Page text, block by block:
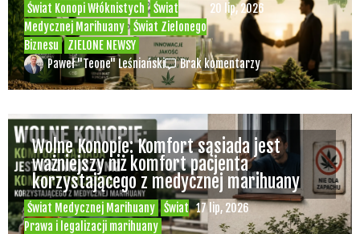
Świat Konopi Włóknistych
Świat
Medycznej Marihuany
Świat Zielonego
Biznesu
ZIELONE NEWSY
20 lip, 2026
Paweł "Teone" Leśniański Brak komentarzy
Świat Medycznej Marihuany
Świat
Prawa i legalizacji marihuany
17 lip, 2026
Wolne Konopie: Komfort sąsiada jest
ważniejszy niż komfort pacjenta
korzystającego z medycznej marihuany